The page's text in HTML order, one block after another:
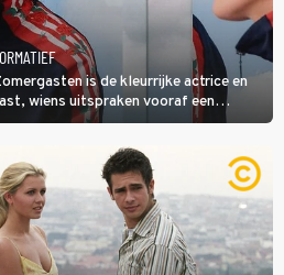
is de kleurrijke actrice en
wiens uitspraken vooraf een
ideale televisieavond is zoals mijn
en vol angsten'.